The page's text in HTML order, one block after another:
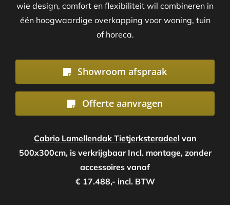
wie design, comfort en flexibiliteit wil combineren in
één hoogwaardige overkapping voor woning, tuin
of horeca.
Showroom afspraak
Offerte aanvragen
Cabrio Lamellendak Tietjerksteradeel van
500x300cm, is verkrijgbaar Incl. montage, zonder
accessoires vanaf
€ 17.488,- incl. BTW